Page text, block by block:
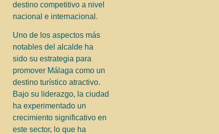
destino competitivo a nivel
nacional e internacional.
Uno de los aspectos más
notables del alcalde ha
sido su estrategia para
promover Málaga como un
destino turístico atractivo.
Bajo su liderazgo, la ciudad
ha experimentado un
crecimiento significativo en
este sector, lo que ha